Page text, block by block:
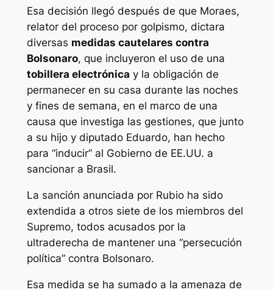
Esa decisión llegó después de que Moraes,
relator del proceso por golpismo, dictara
diversas medidas cautelares contra
Bolsonaro, que incluyeron el uso de una
tobillera electrónica y la obligación de
permanecer en su casa durante las noches
y fines de semana, en el marco de una
causa que investiga las gestiones, que junto
a su hijo y diputado Eduardo, han hecho
para “inducir” al Gobierno de EE.UU. a
sancionar a Brasil.
La sanción anunciada por Rubio ha sido
extendida a otros siete de los miembros del
Supremo, todos acusados por la
ultraderecha de mantener una “persecución
política” contra Bolsonaro.
Esa medida se ha sumado a la amenaza de